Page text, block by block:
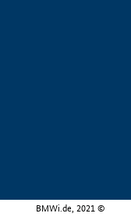
BMWi.de, 2021 ©